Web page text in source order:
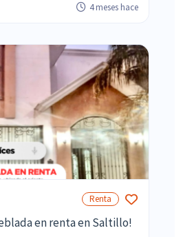
4 meses hace
Renta
en renta en Saltillo!